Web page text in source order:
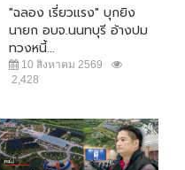
"ฉลอง เรี่ยวแรง" บุกยิง
นายก อบจ.นนทบุรี อ้างปม
ทวงหนี้...
10 สิงหาคม 2569
2,428